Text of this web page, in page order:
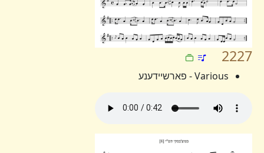
2227
Various - פארשיידענע